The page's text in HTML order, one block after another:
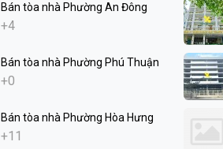
Bán tòa nhà Phường An Đông
+4
Bán tòa nhà Phường Phú Thuận
+0
Bán tòa nhà Phường Hòa Hưng
+11